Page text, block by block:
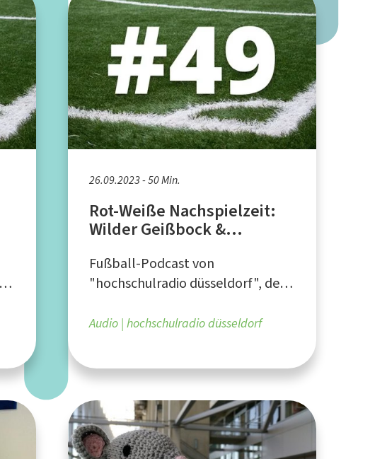
26.09.2023 - 50 Min.
Rot-Weiße Nachspielzeit:
Wilder Geißbock &
Fußball-Podcast von
"hochschulradio düsseldorf", dem
Hochschulen
Audio hochschulradio düsseldorf